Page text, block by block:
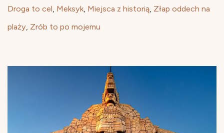
Droga to cel, Meksyk, Miejsca z historią, Złap oddech na
plaży, Zrób to po mojemu